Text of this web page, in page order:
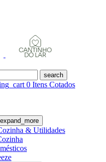
search
0 Itens Cotados
expand_more
& Utilidades